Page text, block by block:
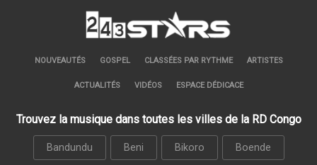
NOUVEAUTÉS GOSPEL CLASSÉES PAR RYTHME ARTISTES
ACTUALITÉS VIDÉOS ESPACE DÉDICACE
Trouvez la musique dans toutes les villes de la RD Congo
Bandundu Beni Bikoro Boende